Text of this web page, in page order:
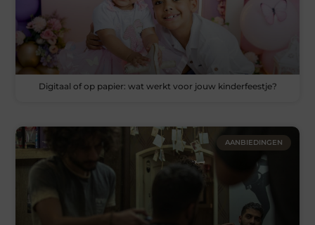
Digitaal of op papier: wat werkt voor jouw kinderfeestje?
AANBIEDINGEN